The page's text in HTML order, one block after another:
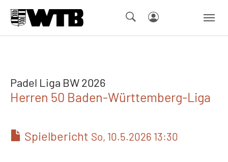
Padel Liga BW 2026
Herren 50 Baden-Württemberg-Liga
Spielbericht So, 10.5.2026 13:30